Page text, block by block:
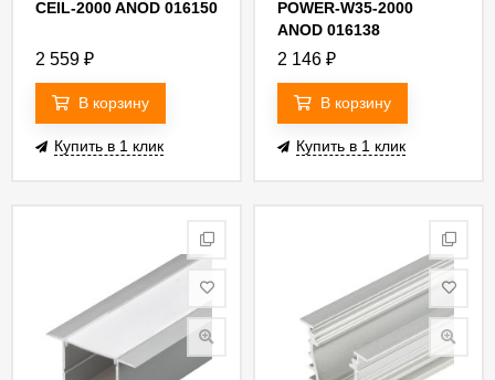
CEIL-2000 ANOD 016150
2 559 ₽
В корзину
Купить в 1 клик
POWER-W35-2000
ANOD 016138
2 146 ₽
В корзину
Купить в 1 клик